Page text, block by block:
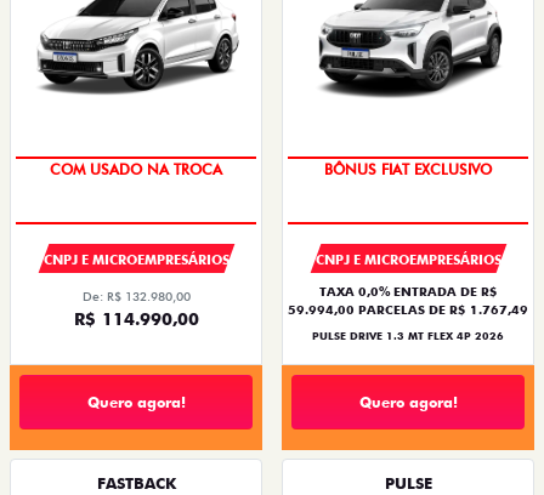
COM USADO NA TROCA
CNPJ E MICROEMPRESÁRIOS
De: R$ 132.980,00
R$ 114.990,00
Quero agora!
BÔNUS FIAT EXCLUSIVO
CNPJ E MICROEMPRESÁRIOS
TAXA 0,0% ENTRADA DE R$
59.994,00 PARCELAS DE R$ 1.767,49
PULSE DRIVE 1.3 MT FLEX 4P 2026
Quero agora!
FASTBACK PULSE